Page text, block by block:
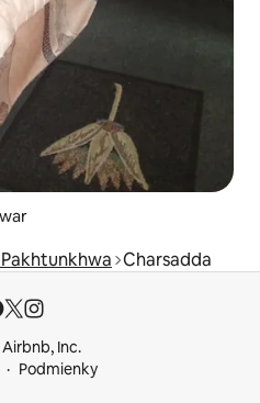
Charsadda
Inc.
Podmienky